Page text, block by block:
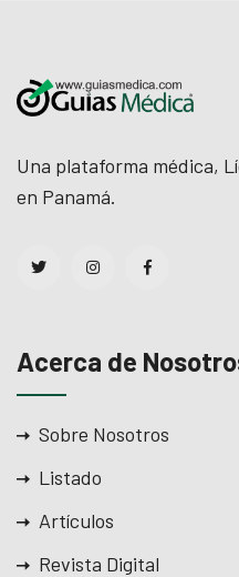
Una plataforma médica,
en Panamá.
Acerca de
Sobre Nosotros
Listado
Artículos
Revista Digital